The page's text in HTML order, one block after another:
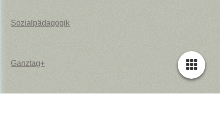
Sozialpädagogik
Ganztag+